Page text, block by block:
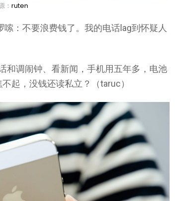
： ruten
：不要浪费钱了。我的电话lag到怀疑人
和调闹钟、看新闻，手机用五年多，电池
起，没钱还读私立？（taruc）